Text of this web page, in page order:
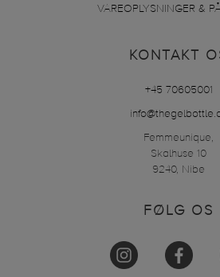
VAREOPLYSNINGER &
KONTAKT
+45 70605001
Femmeunique,
Skalhuse 10
9240, Nibe
FØLG OS